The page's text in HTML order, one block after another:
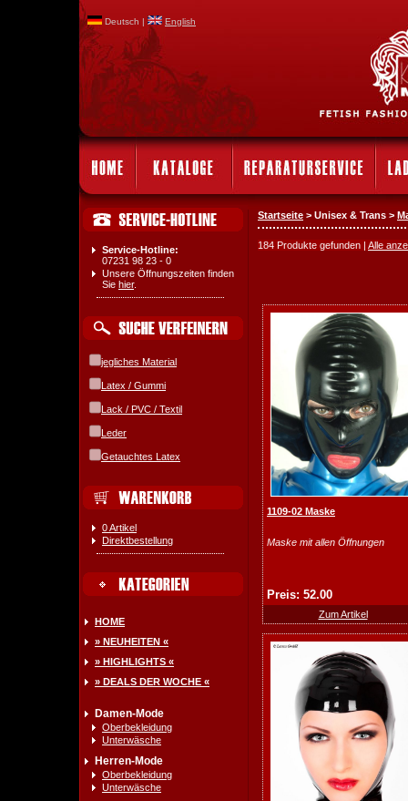
Deutsch | English
Service-Hotline:
07231 98 23 - 0
Unsere Öffnungszeiten finden
Sie hier.
jegliches Material
Latex / Gummi
Lack / PVC / Textil
Leder
Getauchtes Latex
0 Artikel
Direktbestellung
HOME
» NEUHEITEN «
» HIGHLIGHTS «
» DEALS DER WOCHE «
Damen-Mode
Oberbekleidung
Unterwäsche
Herren-Mode
Oberbekleidung
Unterwäsche
Startseite > Unisex & Trans >
184 Produkte gefunden | Alle
1109-02 Maske
Maske mit allen Öffnungen
Preis: 52.00
Zum Artikel